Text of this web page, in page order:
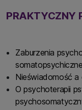
PRAKTYCZNY
Zaburzenia
somatopsychiczne
Nieświadomość a
O psychoterapii